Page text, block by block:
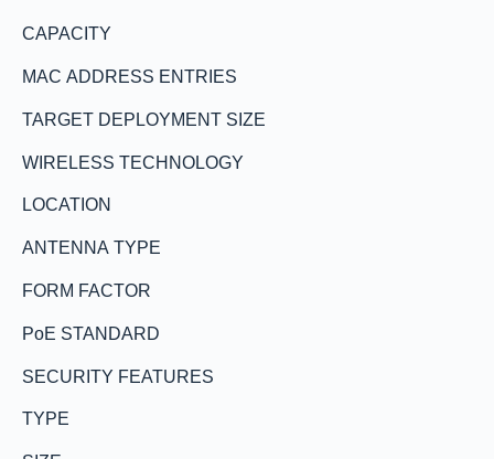
CAPACITY
MAC ADDRESS ENTRIES
TARGET DEPLOYMENT SIZE
WIRELESS TECHNOLOGY
LOCATION
ANTENNA TYPE
FORM FACTOR
PoE STANDARD
SECURITY FEATURES
TYPE